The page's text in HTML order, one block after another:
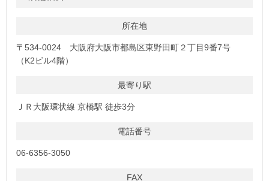
所在地
〒534-0024 大阪府大阪市都島区東野田町２丁目9番7号
（K2ビル4階）
最寄り駅
ＪＲ大阪環状線 京橋駅 徒歩3分
電話番号
06-6356-3050
FAX